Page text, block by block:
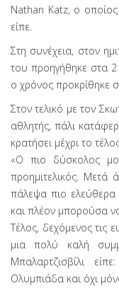
Nathan Katz, ο οποίος
είπε.
Στη συνέχεια, στον
του προηγήθηκε στα
ο χρόνος προκρίθηκε
Στον τελικό με τον
αθλητής, πάλι
κρατήσει μέχρι το
«Ο πιο δύσκολος
προημιτελικός. Μετά
πάλεψα πιο
και πλέον μπορούσα
Τέλος, δεχόμενος τις
μια πολύ καλή
Μπαλαρτζισβίλι
Ολυμπιάδα και όχι